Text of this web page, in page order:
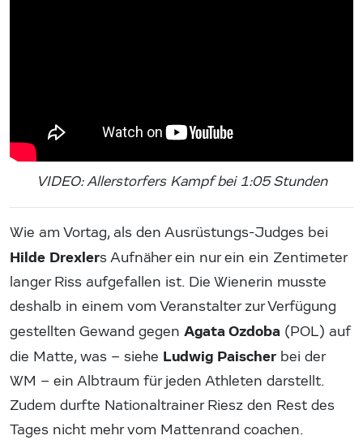
VIDEO: Allerstorfers Kampf bei 1:05 Stunden
Wie am Vortag, als den Ausrüstungs-Judges bei
Hilde Drexlers Aufnäher ein nur ein ein Zentimeter
langer Riss aufgefallen ist. Die Wienerin musste
deshalb in einem vom Veranstalter zur Verfügung
gestellten Gewand gegen Agata Ozdoba (POL) auf
die Matte, was – siehe Ludwig Paischer bei der
WM – ein Albtraum für jeden Athleten darstellt.
Zudem durfte Nationaltrainer Riesz den Rest des
Tages nicht mehr vom Mattenrand coachen.